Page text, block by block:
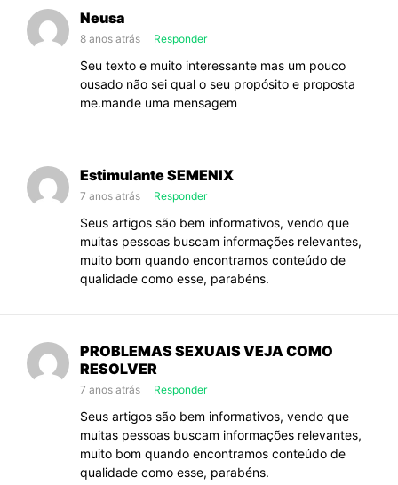
Neusa
8 anos atrás Responder
Seu texto e muito interessante mas um pouco
ousado não sei qual o seu propósito e proposta
me.mande uma mensagem
Estimulante SEMENIX
7 anos atrás Responder
Seus artigos são bem informativos, vendo que
muitas pessoas buscam informações relevantes,
muito bom quando encontramos conteúdo de
qualidade como esse, parabéns.
PROBLEMAS SEXUAIS VEJA COMO
RESOLVER
7 anos atrás Responder
Seus artigos são bem informativos, vendo que
muitas pessoas buscam informações relevantes,
muito bom quando encontramos conteúdo de
qualidade como esse, parabéns.